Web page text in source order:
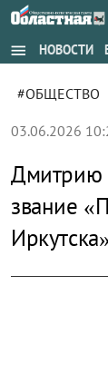
menu НОВОСТИ
#ОБЩЕСТВО
03.06.2026
Дмитрию
звание
Иркутска»